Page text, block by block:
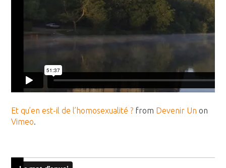
Et qu’en est-il de l’homosexualité ? from Devenir Un on
Vimeo.